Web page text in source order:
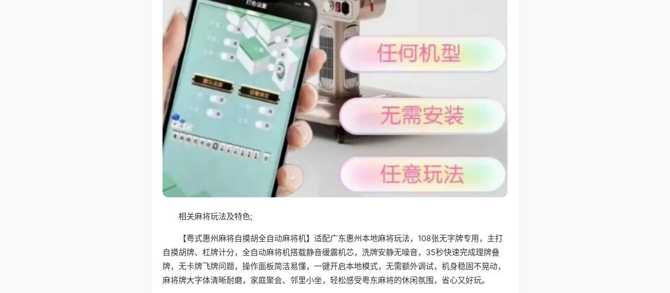
相关麻将玩法及特色;
【粤式惠州麻将自摸胡全自动麻将机】适配广东惠州本地麻将玩法，108张无字牌专用，主打
自摸胡牌、杠牌计分，全自动麻将机搭载静音缓震机芯，洗牌安静无噪音，35秒快速完成理牌叠
牌，无卡牌飞牌问题，操作面板简洁易懂，一键开启本地模式，无需额外调试，机身稳固不晃动，
麻将牌大字体清晰耐磨，家庭聚会、邻里小坐，轻松感受粤东麻将的休闲氛围，省心又好玩。